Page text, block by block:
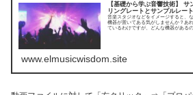
【基礎から学ぶ音響技術】
リングレートとサンプルレー
音楽スタジオなどをイメージすると、
機器が置いてある気がしませんか？あ
ているわけですが、どんな機器がある
www.elmusicwisdom.site